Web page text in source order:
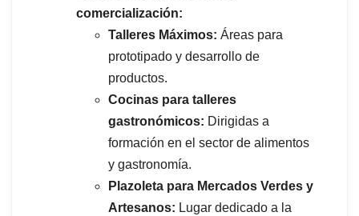
comercialización:
Talleres Máximos: Áreas para
prototipado y desarrollo de
productos.
Cocinas para talleres
gastronómicos: Dirigidas a
formación en el sector de alimentos
y gastronomía.
Plazoleta para Mercados Verdes y
Artesanos: Lugar dedicado a la